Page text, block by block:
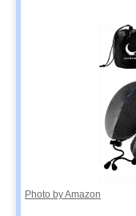
Photo by Amazon